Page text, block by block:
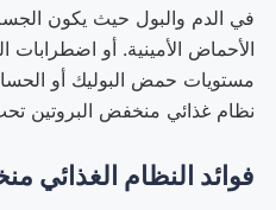
في الدم والبول حيث يكون
الأحماض الأمينية. أو اضطرابات
مستويات حمض البوليك أو
نظام غذائي منخفض البروتين
فوائد النظام الغذائي